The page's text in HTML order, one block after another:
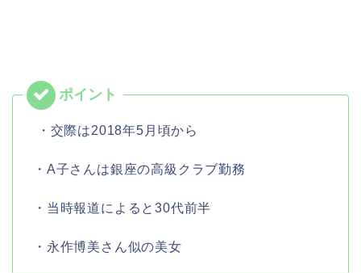
・交際は2018年5月頃から
・A子さんは銀座の高級クラブ勤務
・当時報道によると30代前半
・永作博美さん似の美女